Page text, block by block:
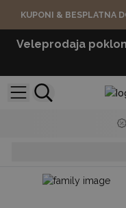
KUPONI & BESPLATNA
Veleprodaja